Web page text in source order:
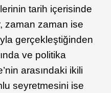
tarih içerisinde
zaman zaman ise
gerçekleştiğinden
ve politika
arasındaki ikili
seyretmesini ise